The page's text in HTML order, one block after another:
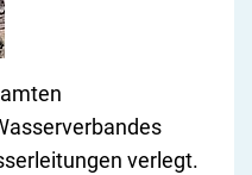
verlegt.